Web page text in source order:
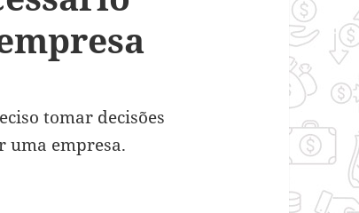
tomar decisões
uma empresa.
para encerrar uma empresa